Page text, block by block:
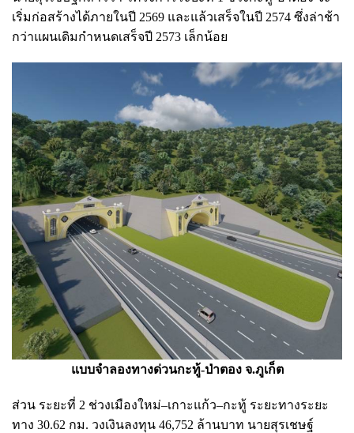
เริ่มก่อสร้างได้ภายในปี 2569 และแล้วเสร็จในปี 2574 ซึ่งล่าช้า
กว่าแผนเดิมกำหนดเสร็จปี 2573 เล็กน้อย
แบบจำลองทางด่วนกะทู้-ป่าตอง จ.ภูเก็ต
ส่วน ระยะที่ 2 ช่วงเมืองใหม่–เกาะแก้ว–กะทู้ ระยะทางระยะ
ทาง 30.62 กม. วงเงินลงทุน 46,752 ล้านบาท นายสุรเชษฐ์